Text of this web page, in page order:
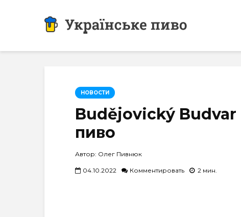
НОВОСТИ
Budějovický
пиво
Автор: Олег Пивнюк
04.10.2022 Комментировать 2 мин.